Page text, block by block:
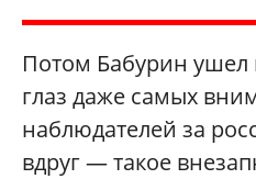
Потом Бабурин ушел
глаз даже самых
наблюдателей за
вдруг — такое